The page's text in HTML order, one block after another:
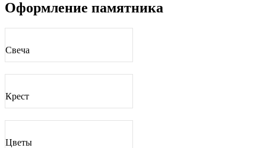
Оформление памятника
Свеча
Крест
Цветы